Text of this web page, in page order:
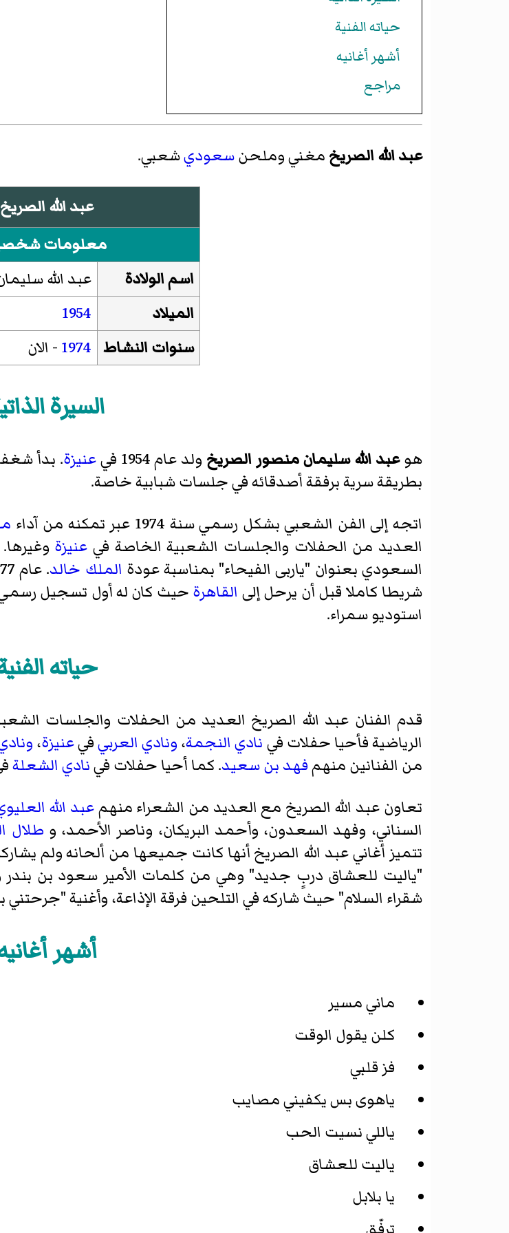
حياته الفنية
أشهر أغانيه
مراجع
عبد الله الصريخ مغني وملحنسعوديشعبي.
عبد الله الصريخ
معلومات
اسم الولادة
عبد الله
الميلاد
1954
سنوات النشاط 1974 - الان
السيرة
هوعبد الله سليمان منصور الصريخ ولد عام 1954 في عنيزة. بدأ
بطريقة سرية برفقة أصدقائه في جلسات شبابية خاصة.
اتجه إلى الفن الشعبي بشكل رسمي سنة 1974 عبر تمكنه من آداء
العديد من الحفلات والجلسات الشعبية الخاصة في عنيزة
السعودي بعنوان "ياربى الفيحاء" بمناسبة عودة الملك خالد. عام 1977 اتجه إلي
شريطا كاملا قبل أن يرحل إلى القاهرة حيث كان له أول تسجيل رسمي
استوديو سمراء.
حياته
قدم الفنان عبد الله الصريخ العديد من الحفلات والجلسات
الرياضية فأحيا حفلات في نادي النجمة، ونادي العربيفيعنيزة،
من الفنانين منهمفهد بن سعيد. كما أحيا حفلات فينادي الشعلة
تعاون عبد الله الصريخ مع العديد من الشعراء منهمعبد الله
السناني، وفهد السعدون، وأحمد البريكان، وناصر الأحمد، و طلال
تتميز أغاني عبد الله الصريخ أنها كانت جميعها من ألحانه ولم
"ياليت للعشاق دربٍ جديد" وهي من كلمات الأمير سعود بن بندر
شقراء السلام" حيث شاركه في التلحين فرقة الإذاعة، وأغنية
أشهر
ماني مسير
كلن يقول الوقت
فز قلبي
ياهوى بس يكفيني مصايب
ياللي نسيت الحب
ياليت للعشاق
يا بلابل